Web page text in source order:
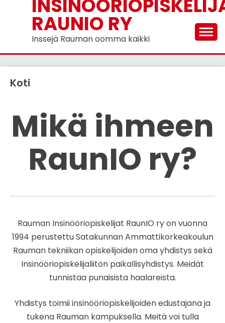
RAUNIO RY
Inssejä Rauman oomma kaikki
Koti
Mikä ihmeen
RaunIO ry?
Rauman Insinööriopiskelijat RaunIO ry on vuonna
1994 perustettu Satakunnan Ammattikorkeakoulun
Rauman tekniikan opiskelijoiden oma yhdistys sekä
Insinööriopiskelijaliiton paikallisyhdistys. Meidät
tunnistaa punaisista haalareista.
Yhdistys toimii insinööriopiskelijoiden edustajana ja
tukena Rauman kampuksella. Meitä voi tulla